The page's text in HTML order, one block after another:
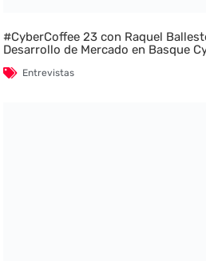
#CyberCoffee 23 con Raquel
Desarrollo de Mercado en Basque
Entrevistas